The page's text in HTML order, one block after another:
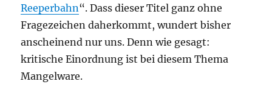
Reeperbahn“. Dass dieser Titel ganz ohne
Fragezeichen daherkommt, wundert bisher
anscheinend nur uns. Denn wie gesagt:
kritische Einordnung ist bei diesem Thema
Mangelware.